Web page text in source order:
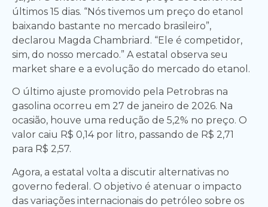
últimos 15 dias. “Nós tivemos um preço do etanol
baixando bastante no mercado brasileiro”,
declarou Magda Chambriard. “Ele é competidor,
sim, do nosso mercado.” A estatal observa seu
market share e a evolução do mercado do etanol.
O último ajuste promovido pela Petrobras na
gasolina ocorreu em 27 de janeiro de 2026. Na
ocasião, houve uma redução de 5,2% no preço. O
valor caiu R$ 0,14 por litro, passando de R$ 2,71
para R$ 2,57.
Agora, a estatal volta a discutir alternativas no
governo federal. O objetivo é atenuar o impacto
das variações internacionais do petróleo sobre os